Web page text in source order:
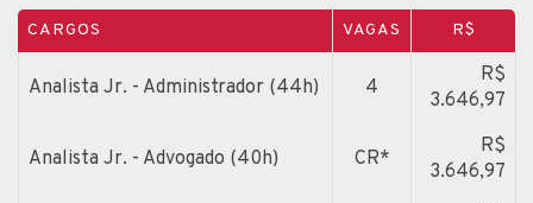
CARGOS VAGAS R$
Analista Jr. - Administrador (44h) 4
R$
3.646,97
Analista Jr. - Advogado (40h) CR*
R$
3.646,97